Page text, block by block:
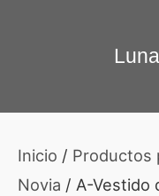
Inicio / Productos
Novia / A-Vestido